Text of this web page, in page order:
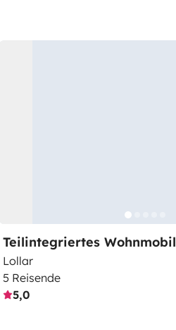
Teilintegriertes Wohnmobil
Lollar
5 Reisende
5,0